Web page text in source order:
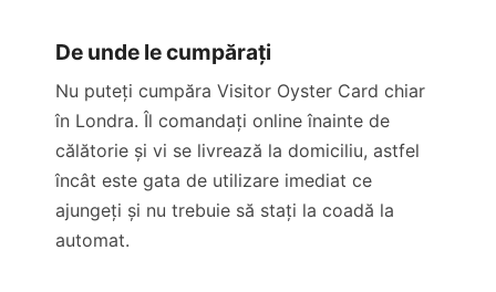
De unde le cumpărați
Nu puteți cumpăra Visitor Oyster Card chiar
în Londra. Îl comandați online înainte de
călătorie și vi se livrează la domiciliu, astfel
încât este gata de utilizare imediat ce
ajungeți și nu trebuie să stați la coadă la
automat.